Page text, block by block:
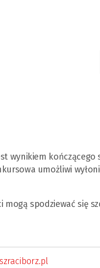
wynikiem
umożliwi
mogą spodziewać się